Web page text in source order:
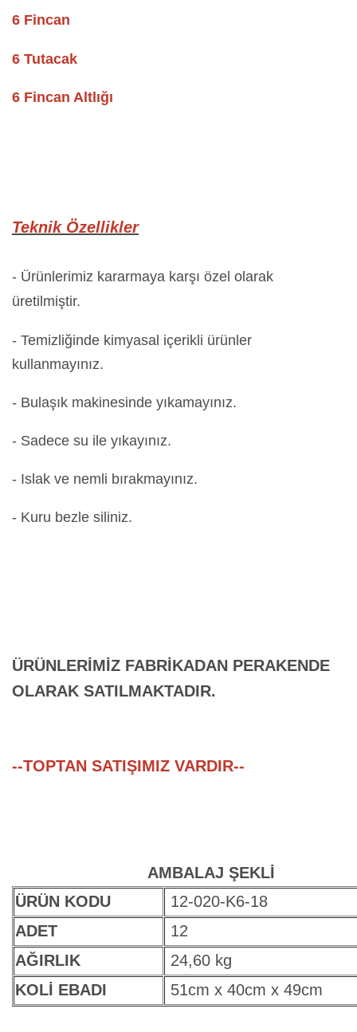
6 Fincan
6 Tutacak
6 Fincan Altlığı
Teknik Özellikler
- Ürünlerimiz kararmaya karşı özel olarak
üretilmiştir.
- Temizliğinde kimyasal içerikli ürünler
kullanmayınız.
- Bulaşık makinesinde yıkamayınız.
- Sadece su ile yıkayınız.
- Islak ve nemli bırakmayınız.
- Kuru bezle siliniz.
ÜRÜNLERİMİZ FABRİKADAN PERAKENDE
OLARAK SATILMAKTADIR.
--TOPTAN SATIŞIMIZ VARDIR--
AMBALAJ ŞEKLİ
ÜRÜN KODU
12-020-K6-18
ADET
12
AĞIRLIK
24,60 kg
KOLİ EBADI
51cm x 40cm x 49cm